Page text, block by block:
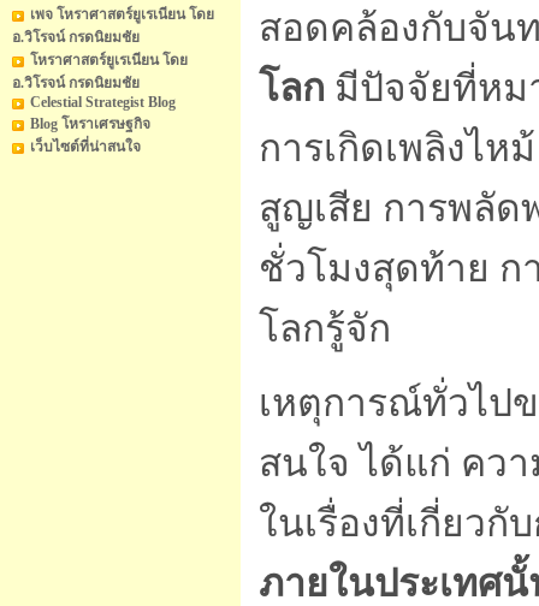
เพจ โหราศาสตร์ยูเรเนียน โดย
อ.วิโรจน์ กรดนิยมชัย
โหราศาสตร์ยูเรเนียน โดย
อ.วิโรจน์ กรดนิยมชัย
Celestial Strategist Blog
Blog โหราเศรษฐกิจ
เว็บไซต์ที่น่าสนใจ
สอดคล้องกับจัน
โลก มีปัจจัยที่หม
การเกิดเพลิงไห
สูญเสีย การพลัด
ชั่วโมงสุดท้าย
โลกรู้จัก
เหตุการณ์ทั่วไป
สนใจ ได้แก่ คว
ในเรื่องที่เกี่ยวกั
ภายในประเทศ